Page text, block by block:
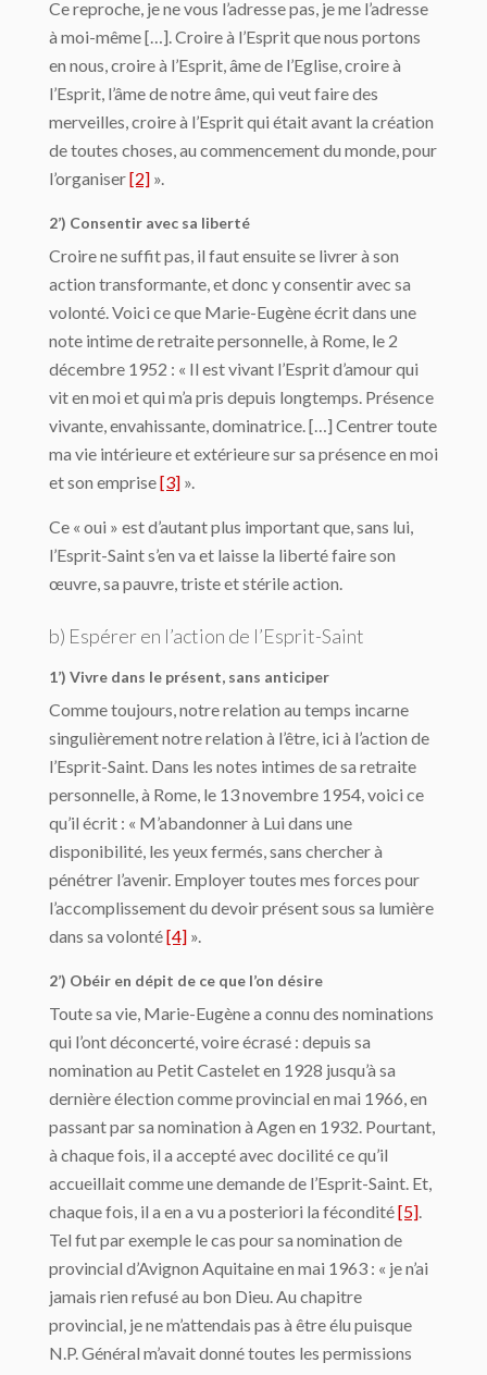
Ce reproche, je ne vous l’adresse pas, je me l’adresse
à moi-même […]. Croire à l’Esprit que nous portons
en nous, croire à l’Esprit, âme de l’Eglise, croire à
l’Esprit, l’âme de notre âme, qui veut faire des
merveilles, croire à l’Esprit qui était avant la création
de toutes choses, au commencement du monde, pour
l’organiser[2] ».
2’) Consentir avec sa liberté
Croire ne suffit pas, il faut ensuite se livrer à son
action transformante, et donc y consentir avec sa
volonté. Voici ce que Marie-Eugène écrit dans une
note intime de retraite personnelle, à Rome, le 2
décembre 1952 : « Il est vivant l’Esprit d’amour qui
vit en moi et qui m’a pris depuis longtemps. Présence
vivante, envahissante, dominatrice. […] Centrer toute
ma vie intérieure et extérieure sur sa présence en moi
et son emprise[3] ».
Ce « oui » est d’autant plus important que, sans lui,
l’Esprit-Saint s’en va et laisse la liberté faire son
œuvre, sa pauvre, triste et stérile action.
b) Espérer en l’action de l’Esprit-Saint
1’) Vivre dans le présent, sans anticiper
Comme toujours, notre relation au temps incarne
singulièrement notre relation à l’être, ici à l’action de
l’Esprit-Saint. Dans les notes intimes de sa retraite
personnelle, à Rome, le 13 novembre 1954, voici ce
qu’il écrit : « M’abandonner à Lui dans une
disponibilité, les yeux fermés, sans chercher à
pénétrer l’avenir. Employer toutes mes forces pour
l’accomplissement du devoir présent sous sa lumière
dans sa volonté[4] ».
2’) Obéir en dépit de ce que l’on désire
Toute sa vie, Marie-Eugène a connu des nominations
qui l’ont déconcerté, voire écrasé : depuis sa
nomination au Petit Castelet en 1928 jusqu’à sa
dernière élection comme provincial en mai 1966, en
passant par sa nomination à Agen en 1932. Pourtant,
à chaque fois, il a accepté avec docilité ce qu’il
accueillait comme une demande de l’Esprit-Saint. Et,
chaque fois, il a en a vu a posteriori la fécondité[5]
Tel fut par exemple le cas pour sa nomination de
provincial d’Avignon Aquitaine en mai 1963 : « je n’ai
jamais rien refusé au bon Dieu. Au chapitre
provincial, je ne m’attendais pas à être élu puisque
N.P. Général m’avait donné toutes les permissions